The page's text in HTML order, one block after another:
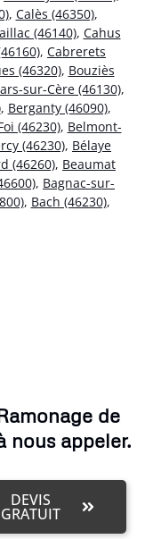
, Calès (46350),
(46140), Cahus
, Cabrerets
(46320), Bouziès
sur-Cère (46130),
, Berganty (46090),
(46230), Belmont-
(46230), Bélaye
(46260), Beaumat
, Bagnac-sur-
, Bach (46230),
de
nous appeler.
DEVIS
GRATUIT